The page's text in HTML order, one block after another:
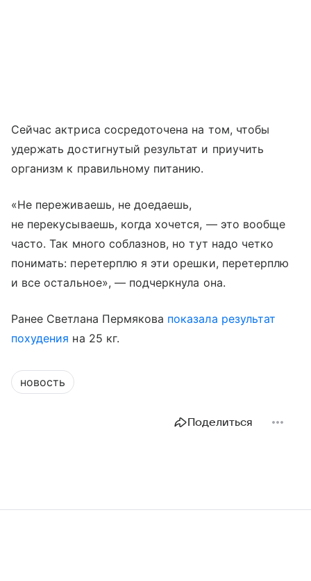
Сейчас актриса сосредоточена на том, чтобы
удержать достигнутый результат и приучить
организм к правильному питанию.
«Не переживаешь, не доедаешь,
не перекусываешь, когда хочется, — это вообще
часто. Так много соблазнов, но тут надо четко
понимать: перетерплю я эти орешки, перетерплю
и все остальное», — подчеркнула она.
Ранее Светлана Пермякова показала результат
похудения на 25 кг.
новость
Поделиться